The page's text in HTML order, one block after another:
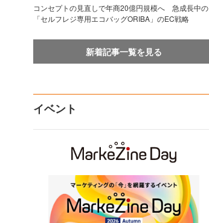
コンセプトの見直しで年商20億円規模へ 急成長中の
「セルフレジ専用エコバッグORIBA」のEC戦略
新着記事一覧を見る
イベント